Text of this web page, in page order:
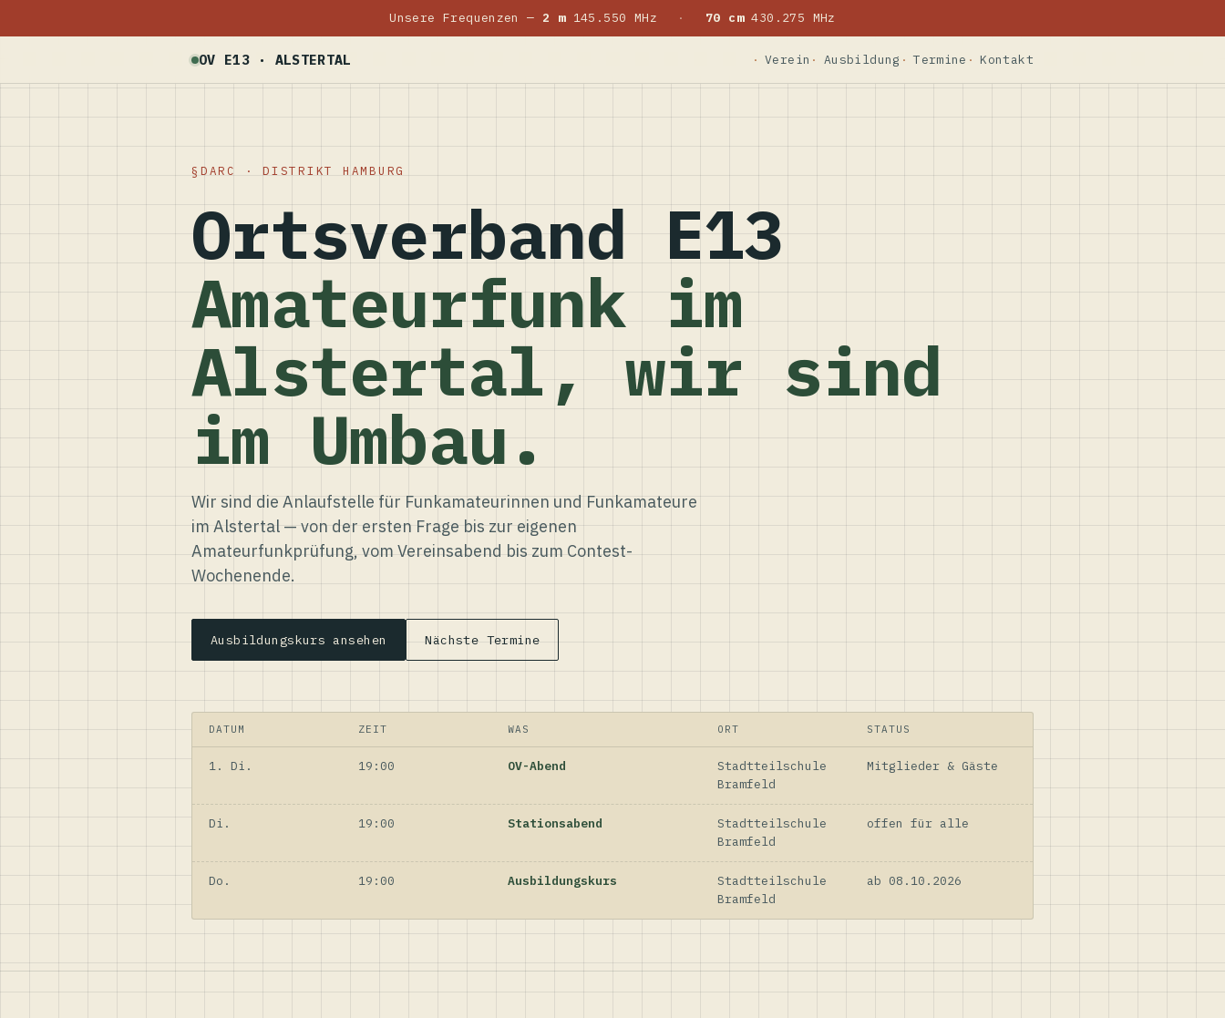
Unsere Frequenzen — 2 m145.550 MHz · 70 cm430.275 MHz
OV E13 · ALSTERTAL Verein Ausbildung Termine Kontakt
DARC · DISTRIKT HAMBURG
Ortsverband E13
Amateurfunk im
Alstertal, wir sind
im Umbau.
Wir sind die Anlaufstelle für Funkamateurinnen und Funkamateure
im Alstertal — von der ersten Frage bis zur eigenen
Amateurfunkprüfung, vom Vereinsabend bis zum Contest-
Wochenende.
Ausbildungskurs ansehen Nächste Termine
DATUM ZEIT WAS ORT STATUS
1. Di. 19:00 OV-Abend
Stadtteilschule
Bramfeld
Mitglieder & Gäste
Di. 19:00 Stationsabend
Stadtteilschule
Bramfeld
offen für alle
Do. 19:00 Ausbildungskurs
Stadtteilschule
Bramfeld
ab 08.10.2026